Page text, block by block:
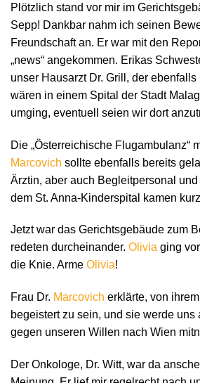
Plötzlich stand vor mir im
Sepp! Dankbar nahm ich seinen
Freundschaft an. Er war mit den
„news“ angekommen. Erikas
unser Hausarzt Dr. Grill, der ebenfalls
wären in einem Spital der Stadt
umging, eventuell seien wir dort
Die „Österreichische Flugambulanz“
Marcovich sollte ebenfalls bereits
Ärztin, aber auch Begleitpersonal
dem St. Anna-Kinderspital kamen
Jetzt war das Gerichtsgebäude zum
redeten durcheinander. Olivia ging
die Knie. Arme Olivia!
Frau Dr. Marcovich erklärte, von
begeistert zu sein, und sie werde uns
gegen unseren Willen nach Wien
Der Onkologe, Dr. Witt, war da